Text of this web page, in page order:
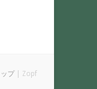
プ | Zopf